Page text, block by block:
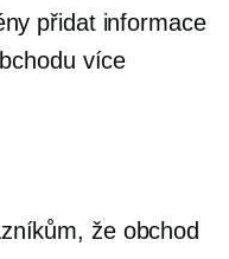
přidat informace
více
že obchod